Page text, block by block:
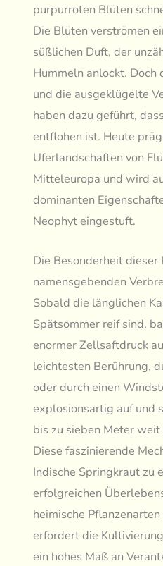
purpurroten Blüten
Die Blüten verströmen
süßlichen Duft, der
Hummeln anlockt. Doch
und die ausgeklügelte
haben dazu geführt,
entflohen ist. Heute
Uferlandschaften von
Mitteleuropa und wird
dominanten
Neophyt eingestuft.
Die Besonderheit
namensgebenden
Sobald die länglichen
Spätsommer reif sind,
enormer Zellsaftdruck
leichtesten Berührung,
oder durch einen
explosionsartig auf und
bis zu sieben Meter
Diese faszinierende
Indische Springkraut zu
erfolgreichen
heimische
erfordert die
ein hohes Maß an